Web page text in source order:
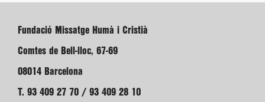
Fundació Missatge Humà i Cristià
Comtes de Bell-lloc, 67-69
08014 Barcelona
T. 93 409 27 70 / 93 409 28 10